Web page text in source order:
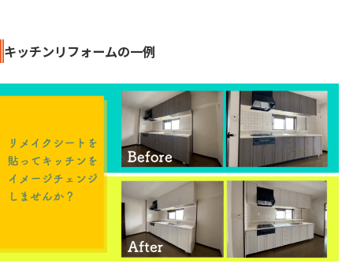
キッチンリフォームの一例